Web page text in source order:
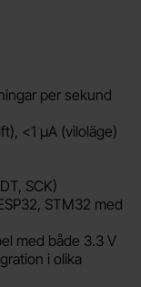
per sekund
<1 µA (viloläge)
SCK)
STM32 med
med både 3.3 V
i olika